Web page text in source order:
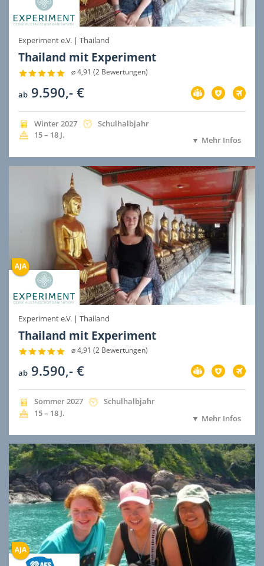
Experiment e.V. | Thailand
Thailand mit Experiment
⌀ 4,91 (2 Bewertungen)
ab 9.590,- €
Vorbereitung
im
Preis
Versicherung
im
Preis
Flug
im
Preis
Jahreszeit
der
Ausreise
Winter Jahr
der
Ausreise
2027 Dauer
Schulhalbjahr
Alter
15 – 18 J.
Mehr Infos
Experiment e.V. | Thailand
Thailand mit Experiment
⌀ 4,91 (2 Bewertungen)
ab 9.590,- €
Vorbereitung
im
Preis
Versicherung
im
Preis
Flug
im
Preis
Jahreszeit
der
Ausreise
SommerJahr
2027 Dauer
Schulhalbjahr
Alter
15 – 18 J.
Mehr Infos